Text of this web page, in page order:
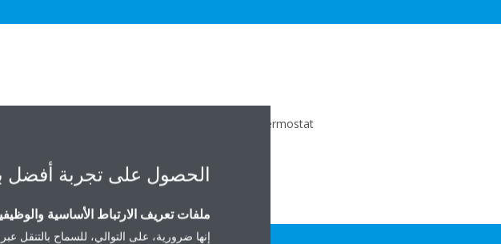
smartphone is synchronized with the Daikin Thermostat.
الحصول على تجربة
ملفات تعريف الارتباط الأساسية
إنها ضرورية، على التوالي، للسماح بالتنقل